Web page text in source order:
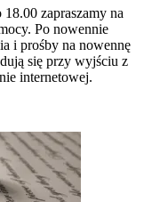
zapraszamy na
Po nowennie
i prośby na nowennę
się przy wyjściu z
internetowej.